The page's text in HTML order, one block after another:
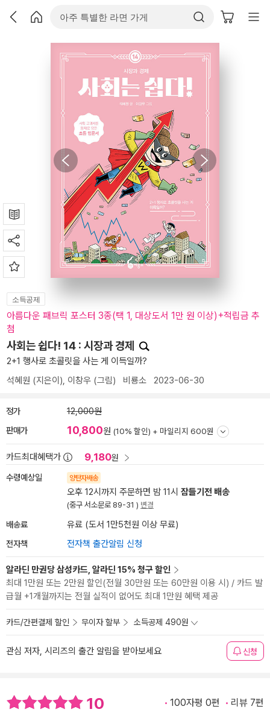
소득공제
아름다운 패브릭 포스터 3종(택 1, 대상도서 1만 원 이상)+적립금 추
첨
사회는 쉽다! 14 : 시장과 경제
2+1 행사로 초콜릿을 사는 게 이득일까?
석혜원 (지은이), 이창우 (그림) 비룡소 2023-06-30
정가 12,000원
판매가 10,800원 (10% 할인) + 마일리지 600원
카드최대혜택가 9,180원
수령예상일 양탄자배송
오후 12시까지 주문하면 밤 11시 잠들기전 배송
(중구 서소문로 89-31 ) 변경
배송료 유료 (도서 1만5천원 이상 무료)
전자책 전자책 출간알림 신청
알라딘 만권당 삼성카드, 알라딘 15% 청구 할인
최대 1만원 또는 2만원 할인(전월 30만원 또는 60만원 이용 시) / 카드 발
급월 +1개월까지는 전월 실적이 없어도 최대 1만원 혜택 제공
카드/간편결제 할인 무이자 할부 소득공제 490원
관심 저자, 시리즈의 출간 알림을 받아보세요 신청
10 100자평 0편 리뷰 7편